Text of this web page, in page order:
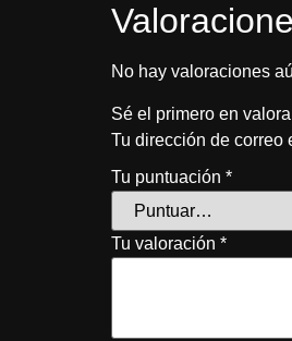
No hay valoraciones
Sé el primero en
Tu dirección de correo
Tu puntuación *
Tu valoración *